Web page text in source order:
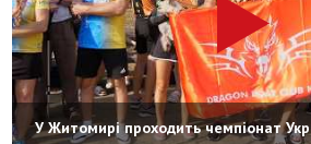
У Житомирі проходить чемпіонат